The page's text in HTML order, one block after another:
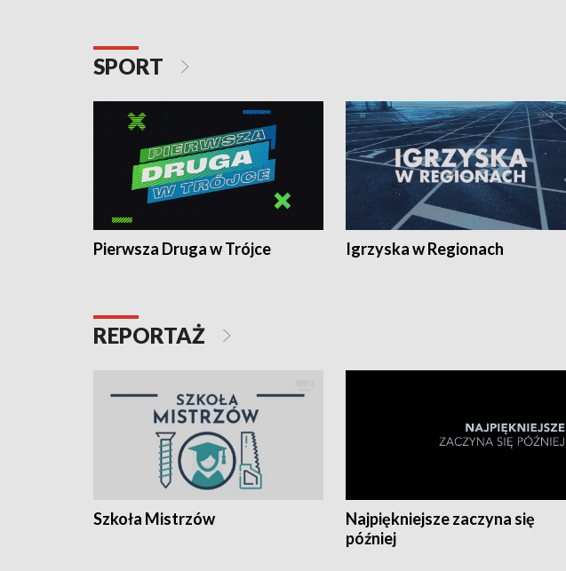
SPORT
Pierwsza Druga w Trójce Igrzyska w Regionach
REPORTAŻ
Szkoła Mistrzów
Najpiękniejsze zaczyna się
później